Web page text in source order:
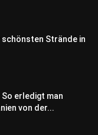
schönsten Strände in
erledigt man
von der...